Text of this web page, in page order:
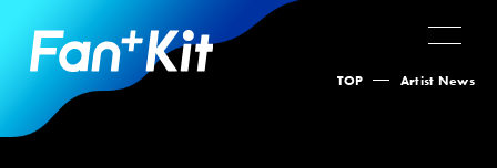
TOP Artist News